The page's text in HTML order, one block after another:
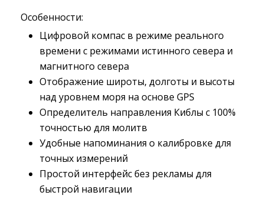
Особенности:
Цифровой компас в режиме реального
времени с режимами истинного севера и
магнитного севера
Отображение широты, долготы и высоты
над уровнем моря на основе GPS
Определитель направления Киблы с 100%
точностью для молитв
Удобные напоминания о калибровке для
точных измерений
Простой интерфейс без рекламы для
быстрой навигации